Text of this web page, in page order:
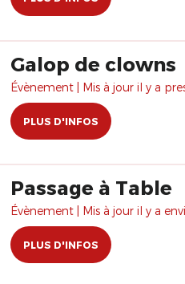
Galop de clowns
Évènement | Mis à jour il y a
PLUS D'INFOS
Passage à Table
Évènement | Mis à jour il y a
PLUS D'INFOS